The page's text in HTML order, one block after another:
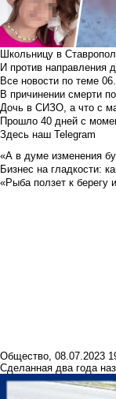
Школьницу в
И против направления
Все новости по теме
В причинении смерти
Дочь в СИЗО, а что с
Прошло 40 дней с
Здесь наш Telegram
«А в думе изменения
Бизнес на гладкости:
«Рыба ползет к берегу
Общество, 08.07.2023
Сделанная два года